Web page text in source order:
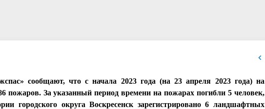
сообщают, что с начала 2023 года (на 23 апреля 2023 года) на
пожаров. За указанный период времени на пожарах погибли 5 человек,
городского округа Воскресенск зарегистрировано 6 ландшафтных